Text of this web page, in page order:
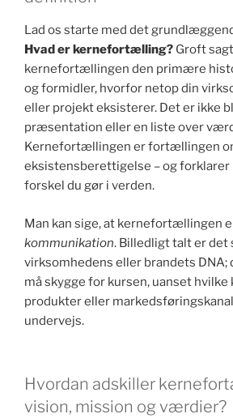
Lad os starte med det
Hvad er kernefortælling? Groft
kernefortællingen den primære
og formidler, hvorfor netop din
eller projekt eksisterer. Det er ikke
præsentation eller en liste over
Kernefortællingen er fortællingen
eksistensberettigelse – og forklarer
forskel du gør i verden.
Man kan sige, at kernefortællingen
kommunikation. Billedligt talt er det
virksomhedens eller brandets DNA;
må skygge for kursen, uanset hvilke
produkter eller
undervejs.
Hvordan adskiller
vision, mission og værdier?